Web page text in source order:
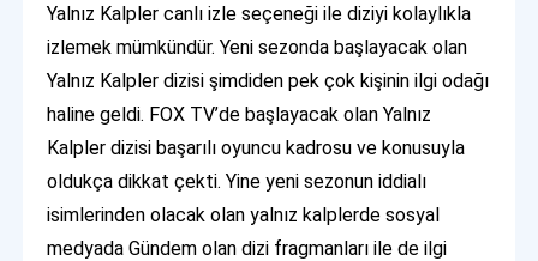
Yalnız Kalpler canlı izle seçeneği ile diziyi kolaylıkla
izlemek mümkündür. Yeni sezonda başlayacak olan
Yalnız Kalpler dizisi şimdiden pek çok kişinin ilgi odağı
haline geldi. FOX TV’de başlayacak olan Yalnız
Kalpler dizisi başarılı oyuncu kadrosu ve konusuyla
oldukça dikkat çekti. Yine yeni sezonun iddialı
isimlerinden olacak olan yalnız kalplerde sosyal
medyada Gündem olan dizi fragmanları ile de ilgi